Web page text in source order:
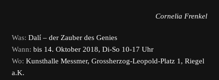
Cornelia Frenkel
Was: Dalí – der Zauber des Genies
Wann: bis 14. Oktober 2018, Di-So 10-17 Uhr
Wo: Kunsthalle Messmer, Grossherzog-Leopold-Platz 1, Riegel
a.K.